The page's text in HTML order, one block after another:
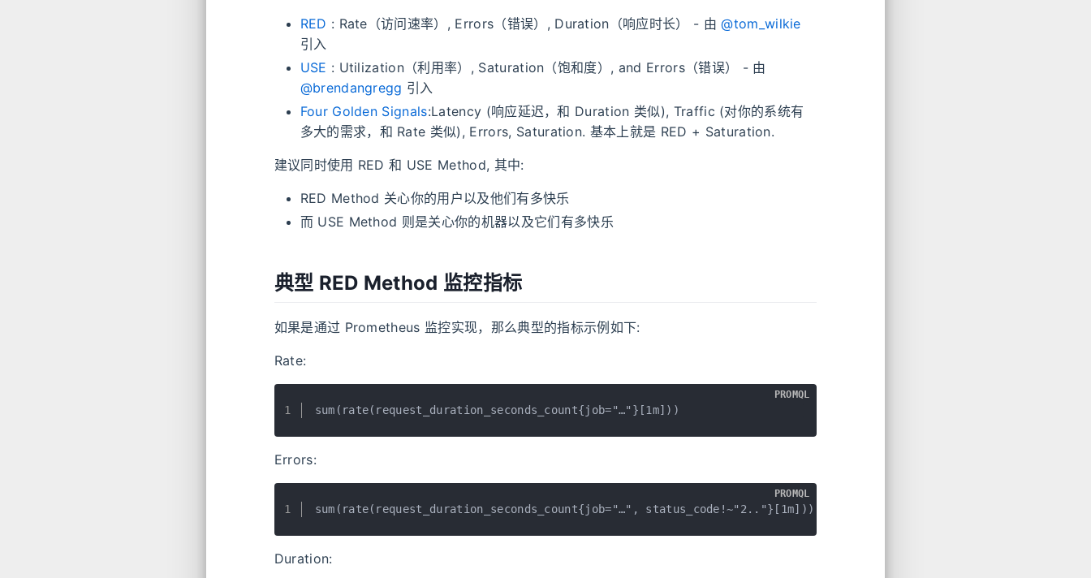
RED : Rate（访问速率）, Errors（错误）, Duration（响应时长） - 由@tom_wilkie
引入
USE : Utilization（利用率）, Saturation（饱和度）, and Errors（错误） - 由
@brendangregg 引入
Four Golden Signals:Latency (响应延迟，和 Duration 类似), Traffic (对你的系统有
多大的需求，和 Rate 类似), Errors, Saturation. 基本上就是 RED + Saturation.
建议同时使用 RED 和 USE Method, 其中:
RED Method 关心你的用户以及他们有多快乐
而 USE Method 则是关心你的机器以及它们有多快乐
典型 RED Method 监控指标
如果是通过 Prometheus 监控实现，那么典型的指标示例如下:
Rate:
1 sum(rate(request_duration_seconds_count{job="…"}[1m]))
PROMQL
Errors:
1 sum(rate(request_duration_seconds_count{job="…", status_code!~"2.."}[1m]))
PROMQL
Duration: